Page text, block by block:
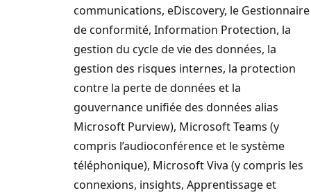
communications, eDiscovery, le Gestionnaire
de conformité, Information Protection, la
gestion du cycle de vie des données, la
gestion des risques internes, la protection
contre la perte de données et la
gouvernance unifiée des données alias
Microsoft Purview), Microsoft Teams (y
compris l’audioconférence et le système
téléphonique), Microsoft Viva (y compris les
connexions, insights, Apprentissage et